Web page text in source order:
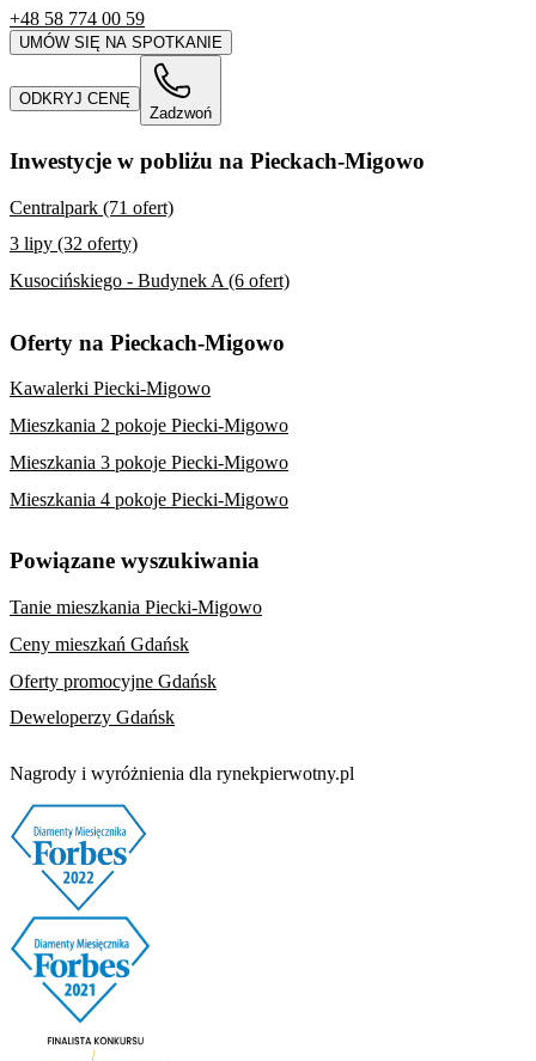
+48 58 774 00 59
UMÓW SIĘ NA SPOTKANIE
ODKRYJ CENĘ
Zadzwoń
Inwestycje w pobliżu na Pieckach-Migowo
Centralpark (71 ofert)
3 lipy (32 oferty)
Kusocińskiego - Budynek A (6 ofert)
Oferty na Pieckach-Migowo
Kawalerki Piecki-Migowo
Mieszkania 2 pokoje Piecki-Migowo
Mieszkania 3 pokoje Piecki-Migowo
Mieszkania 4 pokoje Piecki-Migowo
Powiązane wyszukiwania
Tanie mieszkania Piecki-Migowo
Ceny mieszkań Gdańsk
Oferty promocyjne Gdańsk
Deweloperzy Gdańsk
Nagrody i wyróżnienia dla rynekpierwotny.pl